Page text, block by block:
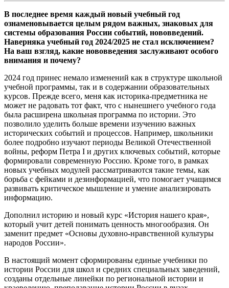
В последнее время каждый новый учебный год
ознаменовывается целым рядом важных, знаковых для
системы образования России событий, нововведений.
Наверняка учебный год 2024/2025 не стал исключением?
На ваш взгляд, какие нововведения заслуживают особого
внимания и почему?
2024 год принес немало изменений как в структуре школьной
учебной программы, так и в содержании образовательных
курсов. Прежде всего, меня как историка-предметника не
может не радовать тот факт, что с нынешнего учебного года
была расширена школьная программа по истории. Это
позволило уделить больше времени изучению важных
исторических событий и процессов. Например, школьники
более подробно изучают периоды Великой Отечественной
войны, реформ Петра I и других ключевых событий, которые
формировали современную Россию. Кроме того, в рамках
новых учебных модулей рассматриваются такие темы, как
борьба с фейками и дезинформацией, что помогает учащимся
развивать критическое мышление и умение анализировать
информацию.
Дополнил историю и новый курс «История нашего края»,
который учит детей понимать ценность многообразия. Он
заменит предмет «Основы духовно-нравственной культуры
народов России».
В настоящий момент сформированы единые учебники по
истории России для школ и средних специальных заведений,
созданы отдельные линейки по региональной истории и